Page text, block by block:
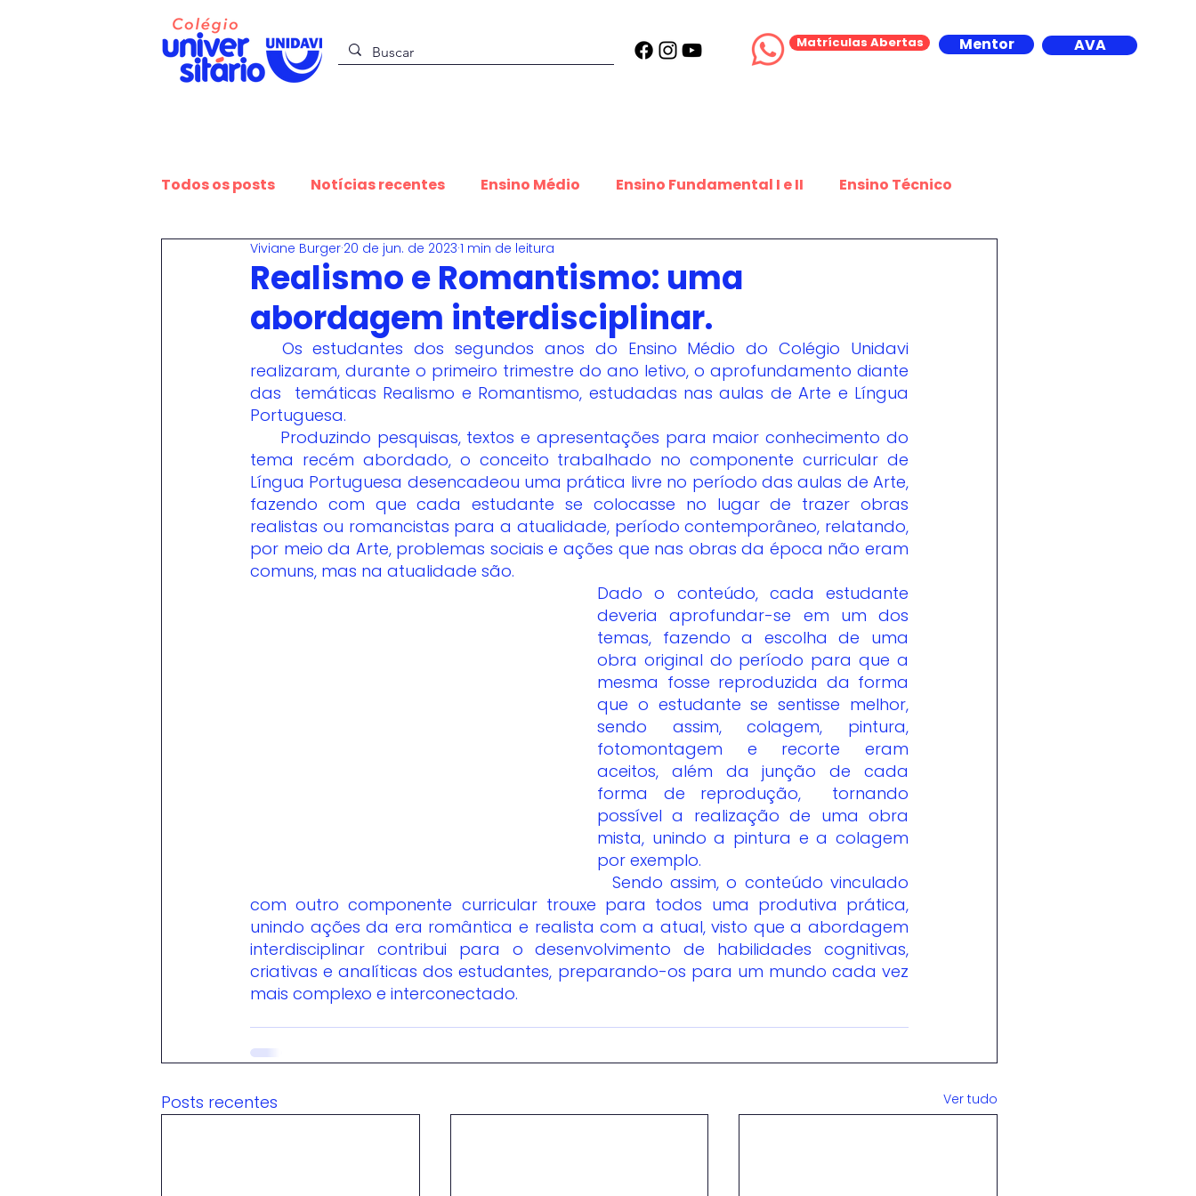
Matrículas Abertas Mentor AVA
Todos os posts Notícias recentes Ensino Médio Ensino Fundamental I e II Ensino Técnico
Sustentabilidade Estudantes que inspiram
Educação e Expressão Equipe Editorial Contribuições estudantis
Realismo e Romantismo: uma
abordagem interdisciplinar.
Viviane Burger 20 de jun. de 2023 1 min de leitura
realizaram, durante o primeiro trimestre do ano letivo, o aprofundamento diante
das  temáticas Realismo e Romantismo, estudadas nas aulas de Arte e Língua
Portuguesa.
tema recém abordado, o conceito trabalhado no componente curricular de
Língua Portuguesa desencadeou uma prática livre no período das aulas de Arte,
fazendo com que cada estudante se colocasse no lugar de trazer obras
realistas ou romancistas para a atualidade, período contemporâneo, relatando,
por meio da Arte, problemas sociais e ações que nas obras da época não eram
comuns, mas na atualidade são.
Dado o conteúdo, cada estudante
deveria aprofundar-se em um dos
temas, fazendo a escolha de uma
obra original do período para que a
mesma fosse reproduzida da forma
que o estudante se sentisse melhor,
sendo assim, colagem, pintura,
fotomontagem e recorte eram
aceitos, além da junção de cada
forma de reprodução,  tornando
possível a realização de uma obra
mista, unindo a pintura e a colagem
por exemplo.
com outro componente curricular trouxe para todos uma produtiva prática,
unindo ações da era romântica e realista com a atual, visto que a abordagem
interdisciplinar contribui para o desenvolvimento de habilidades cognitivas,
criativas e analíticas dos estudantes, preparando-os para um mundo cada vez
mais complexo e interconectado.
Posts recentes Ver tudo